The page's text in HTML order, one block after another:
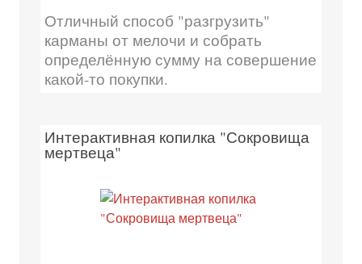
Отличный способ "разгрузить"
карманы от мелочи и собрать
определённую сумму на совершение
какой-то покупки.
Интерактивная копилка "Сокровища
мертвеца"